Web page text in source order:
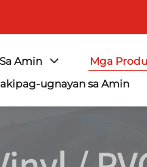
Amin
Mga
ugnayan sa Amin